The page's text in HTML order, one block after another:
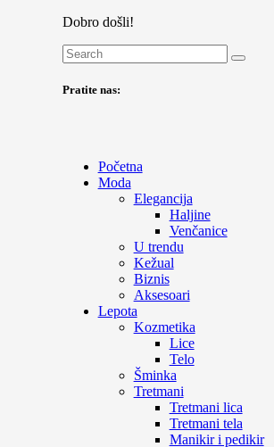
Dobro došli!
Pratite nas:
Početna
Moda
Elegancija
Haljine
Venčanice
U trendu
Kežual
Biznis
Aksesoari
Lepota
Kozmetika
Lice
Telo
Šminka
Tretmani
Tretmani lica
Tretmani tela
Manikir i pedikir